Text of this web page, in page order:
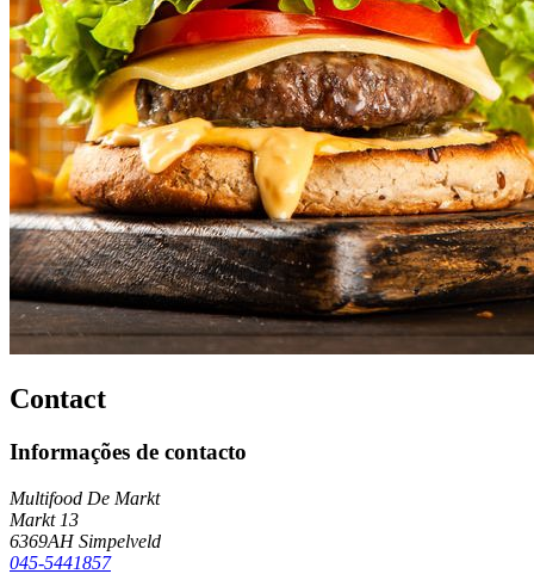
Contact
Informações de contacto
Multifood De Markt
Markt 13
6369AH Simpelveld
045-5441857